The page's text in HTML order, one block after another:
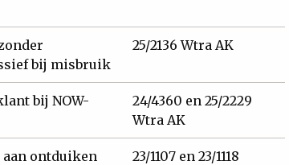
bij misbruik
25/2136 Wtra AK
bij NOW-
24/4360 en 25/2229
Wtra AK
aan ontduiken
23/1107 en 23/1118